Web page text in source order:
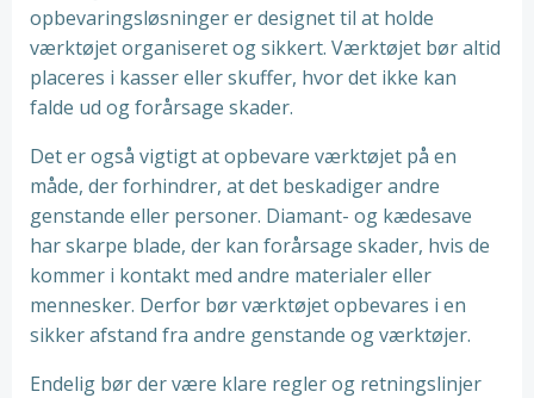
opbevaringsløsninger er designet til at holde
værktøjet organiseret og sikkert. Værktøjet bør altid
placeres i kasser eller skuffer, hvor det ikke kan
falde ud og forårsage skader.
Det er også vigtigt at opbevare værktøjet på en
måde, der forhindrer, at det beskadiger andre
genstande eller personer. Diamant- og kædesave
har skarpe blade, der kan forårsage skader, hvis de
kommer i kontakt med andre materialer eller
mennesker. Derfor bør værktøjet opbevares i en
sikker afstand fra andre genstande og værktøjer.
Endelig bør der være klare regler og retningslinjer